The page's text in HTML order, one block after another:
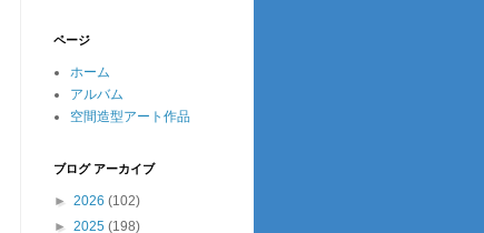
ページ
ホーム
アルバム
空間造型アート作品
ブログ アーカイブ
► 2026 (102)
► 2025 (198)